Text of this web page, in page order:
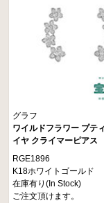
グラフ
ワイルドフラワー プテ
イヤ クライマーピアス
RGE1896
K18ホワイトゴールド
在庫有り(In Stock)
ご注文頂けます。